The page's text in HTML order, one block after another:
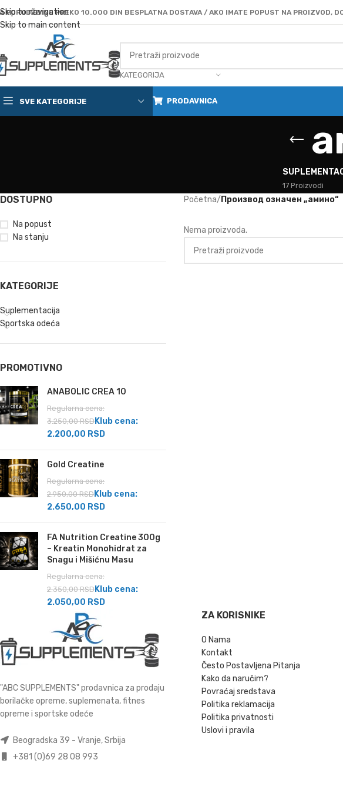
Skip to navigation
Skip to main content
PORUDŽBINE PREKO 10.000 DIN BESPLATNA DOSTAVA / AKO IMATE POPUST NA PROIZVOD,
KATEGORIJA
SVE KATEGORIJE PRODAVNICA
17 Proizvodi
DOSTUPNO
Na popust
Na stanju
KATEGORIJE
Suplementacija
Sportska odeća
PROMOTIVNO
ANABOLIC CREA 10
Regularna cena:
3.250,00RSD Klub cena:
2.200,00 RSD
Gold Creatine
Regularna cena:
2.950,00RSD Klub cena:
2.650,00 RSD
FA Nutrition Creatine 300g
– Kreatin Monohidrat za
Snagu i Mišićnu Masu
Regularna cena:
2.350,00RSD Klub cena:
2.050,00 RSD
Početna/ Производ oзначен „амино“
Nema proizvoda.
"ABC SUPPLEMENTS" prodavnica za prodaju
borilačke opreme, suplemenata, fitnes
opreme i sportske odeće
Beogradska 39 - Vranje, Srbija
+381 (0)69 28 08 993
ZA KORISNIKE
O Nama
Kontakt
Često Postavljena Pitanja
Kako da naručim?
Povraćaj sredstava
Politika reklamacija
Politika privatnosti
Uslovi i pravila